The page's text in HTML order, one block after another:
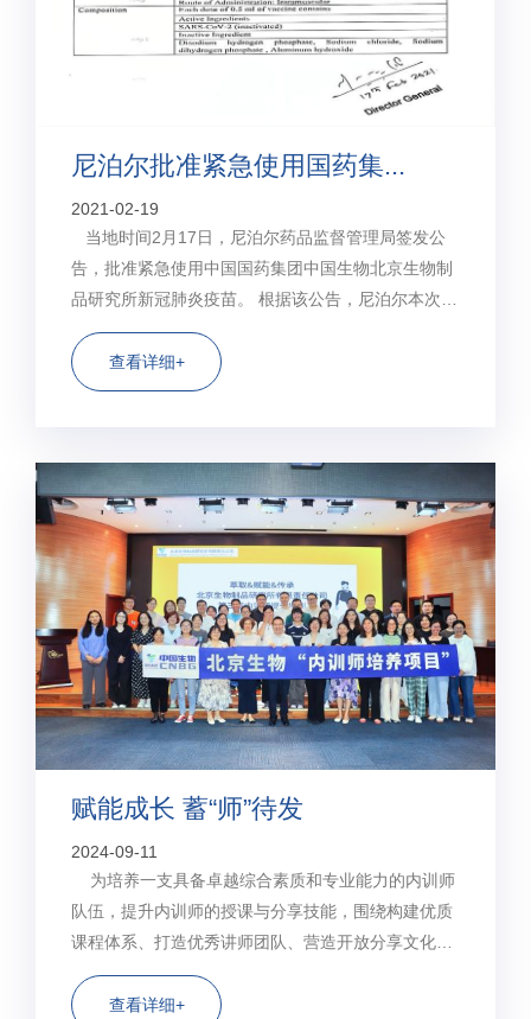
尼泊尔批准紧急使用国药集...
2021-02-19
当地时间2月17日，尼泊尔药品监督管理局签发公
告，批准紧急使用中国国药集团中国生物北京生物制
品研究所新冠肺炎疫苗。 根据该公告，尼泊尔本次批
准紧急使用的是北京生物制品研究所生产的新型冠状
查看详细+
赋能成长 蓄“师”待发
2024-09-11
为培养一支具备卓越综合素质和专业能力的内训师
队伍，提升内训师的授课与分享技能，围绕构建优质
课程体系、打造优秀讲师团队、营造开放分享文化的
目标，北京生物制品研究所人力资源部于2024年8月
22日至23日举办了第三期内训师专题培训班，共计57
查看详细+